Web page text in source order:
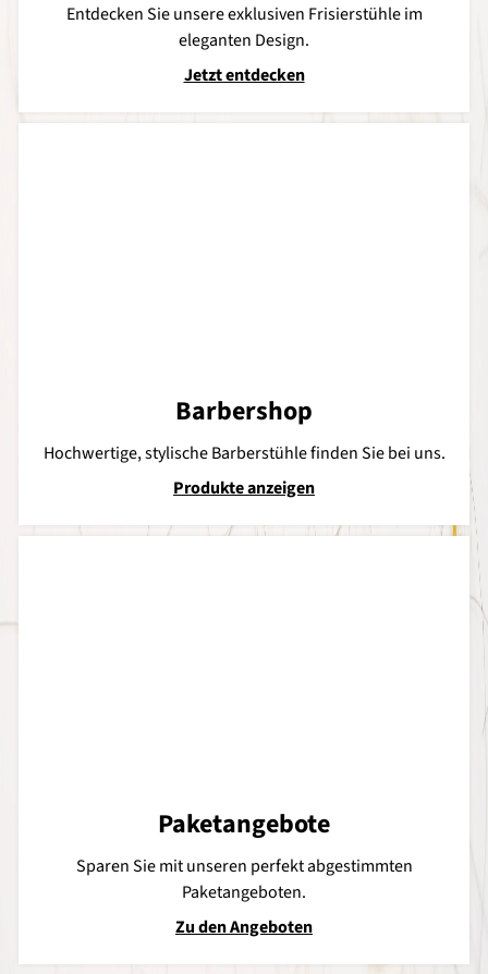
Entdecken Sie unsere exklusiven Frisierstühle im
eleganten Design.
Jetzt entdecken
Barbershop
Hochwertige, stylische Barberstühle finden Sie bei uns.
Produkte anzeigen
Paketangebote
Sparen Sie mit unseren perfekt abgestimmten
Paketangeboten.
Zu den Angeboten